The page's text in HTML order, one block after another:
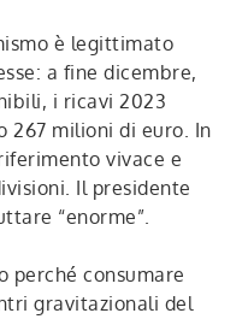
è legittimato
a fine dicembre,
i ricavi 2023
267 milioni di euro. In
vivace e
Il presidente
“enorme”.
perché consumare
gravitazionali del